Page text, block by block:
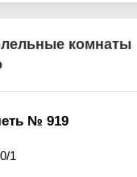
комнаты
№ 919
1